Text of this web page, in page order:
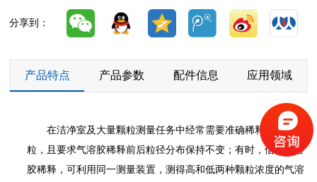
分享到：
产品特点 产品参数 配件信息 应用领域
在洁净室及大量颗粒测量任务中经常需要准确稀释气溶胶颗
粒，且要求气溶胶稀释前后粒径分布保持不变；有时，借助气溶
胶稀释，可利用同一测量装置，测得高和低两种颗粒浓度的气溶